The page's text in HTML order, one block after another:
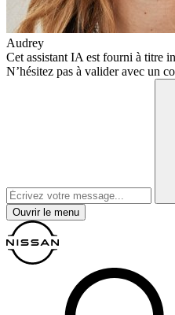
Audrey
Cet assistant IA est fourni à titre
N’hésitez pas à valider avec un
Ouvrir le menu